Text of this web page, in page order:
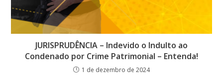
JURISPRUDÊNCIA – Indevido o Indulto ao
Condenado por Crime Patrimonial – Entenda!
1 de dezembro de 2024